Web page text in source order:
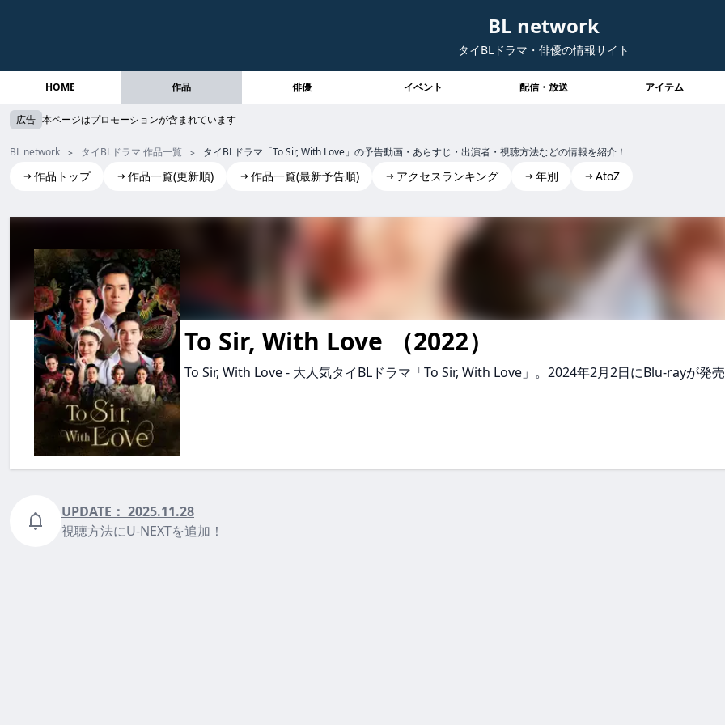
BL network
タイBLドラマ・俳優の情報サイト
HOME 作品 俳優 イベント 配信・放送 アイテム
広告 本ページはプロモーションが含まれています
BL network タイBLドラマ 作品一覧 タイBLドラマ「To Sir, With Love」の予告動画・あらすじ・出演者・視聴方法などの情報を紹介！
作品トップ 作品一覧(更新順) 作品一覧(最新予告順) アクセスランキング 年別 AtoZ
To Sir, With Love
To Sir, With Love to sir, with love ToSir,WithLove To Sir, With Love
To Sir, With Love （2022）
To Sir, With Love - 大人気タイBLドラマ「To Sir, With Love」。2024年2月2日にBlu-rayが発
to sir, with love ToSir,WithLove tosir,withlove
UPDATE： 2025.11.28
視聴方法にU-NEXTを追加！